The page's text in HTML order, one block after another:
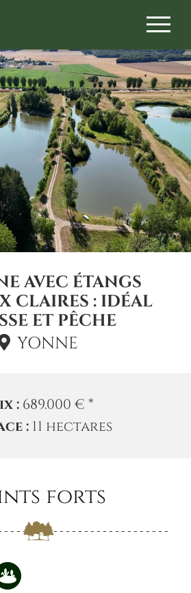
AVEC ÉTANGS
CLAIRES : IDÉAL
ET PÊCHE
YONNE
: 689.000 € *
: 11 hectares
forts